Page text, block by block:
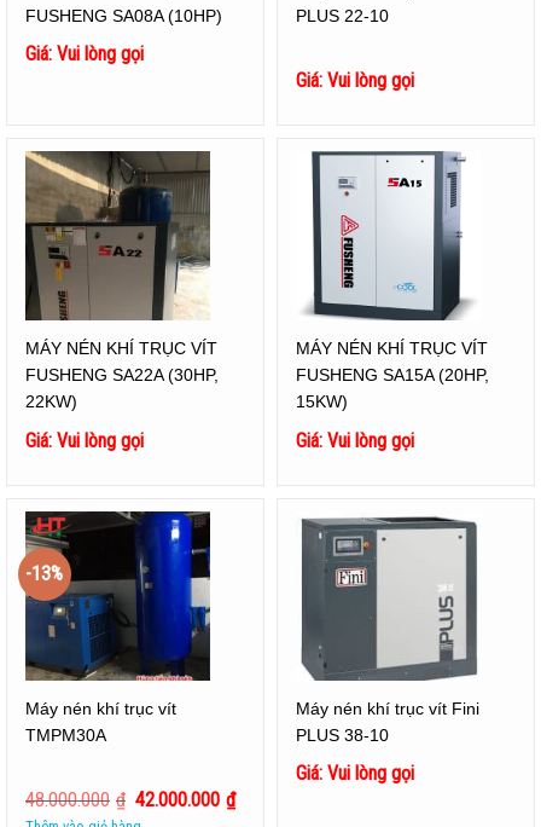
FUSHENG SA08A (10HP)
Giá: Vui lòng gọi
PLUS 22-10
Giá: Vui lòng gọi
MÁY NÉN KHÍ TRỤC VÍT
FUSHENG SA22A (30HP,
22KW)
Giá: Vui lòng gọi
MÁY NÉN KHÍ TRỤC VÍT
FUSHENG SA15A (20HP,
15KW)
Giá: Vui lòng gọi
-13%
Máy nén khí trục vít
TMPM30A
48.000.000 ₫ 42.000.000 ₫
Máy nén khí trục vít Fini
PLUS 38-10
Giá: Vui lòng gọi